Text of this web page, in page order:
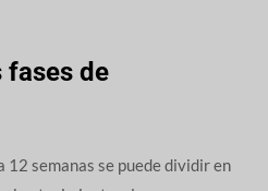
fases de
12 semanas se puede dividir en